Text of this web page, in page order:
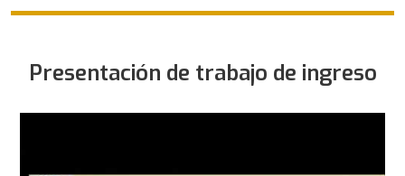
Presentación de trabajo de ingreso